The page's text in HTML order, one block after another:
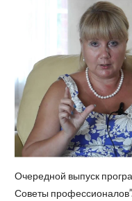
Очередной выпуск
Советы